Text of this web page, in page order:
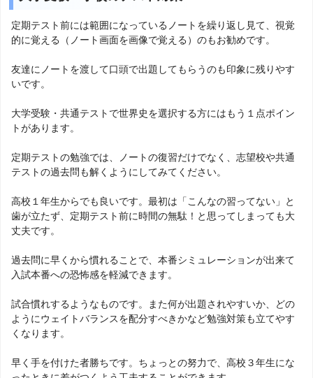
定期テスト前には範囲になっているノートを繰り返し見て、視覚
的に覚える（ノート画面を画像で覚える）のもお勧めです。
友達にノートを渡して口頭で出題してもらうのも印象に残りやす
いです。
大学受験・共通テストで世界史を選択する方にはもう１点ポイン
トがあります。
定期テストの勉強では、ノートの復習だけでなく、志望校や共通
テストの過去問も解くようにしてみてください。
高校１年生からでも良いです。最初は「こんなの習ってない」と
歯が立たず、定期テスト前に時間の無駄！と思ってしまっても大
丈夫です。
過去問に早くから慣れることで、本番シミュレーションが出来て
入試本番への恐怖感を軽減できます。
試合慣れするようなものです。また何が出題されやすいか、どの
ようにウェイトバランスを配分すべきかなど勉強対策も立てやす
くなります。
早く手を付けた者勝ちです。ちょっとの努力で、高校３年生にな